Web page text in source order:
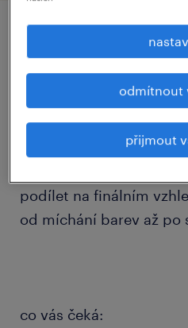
detail nabídky
Hledáte práci, za kterou
výsledek? Do moderní
strojírenské společnosti
podílet na finálním
od míchání barev až po
co vás čeká:
odmítnout
přijmout